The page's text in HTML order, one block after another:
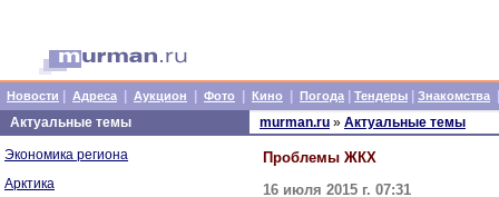
Новости Адреса Аукцион Фото Кино Погода Тендеры Знакомства
Актуальные темы
Экономика региона
Арктика
murman.ru » Актуальные темы
Проблемы ЖКХ
16 июля 2015 г. 07:31